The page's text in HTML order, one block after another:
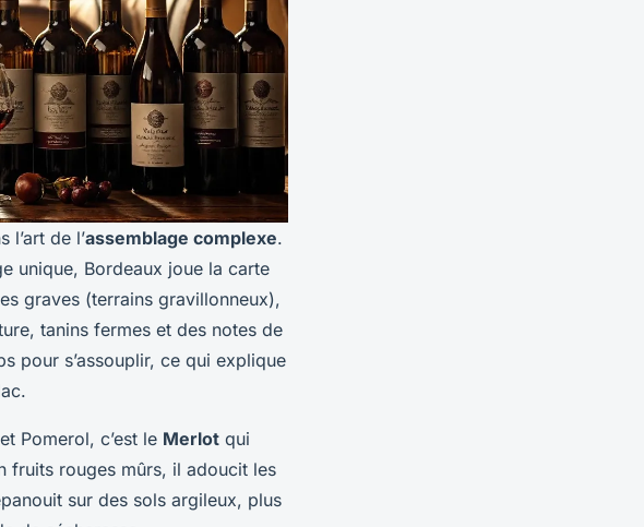
l’art de l’assemblage complexe.
unique, Bordeaux joue la carte
graves (terrains gravillonneux),
tanins fermes et des notes de
pour s’assouplir, ce qui explique
Pomerol, c’est le Merlot qui
fruits rouges mûrs, il adoucit les
sur des sols argileux, plus